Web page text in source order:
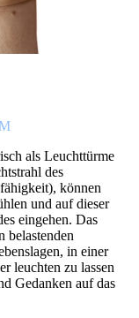
als Leuchttürme
des
können
und auf dieser
eingehen. Das
belastenden
in einer
leuchten zu lassen
Gedanken auf das